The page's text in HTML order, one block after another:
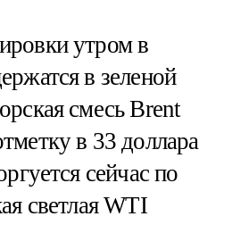
утром в
в зеленой
смесь Brent
в 33 доллара
сейчас по
светлая WTI